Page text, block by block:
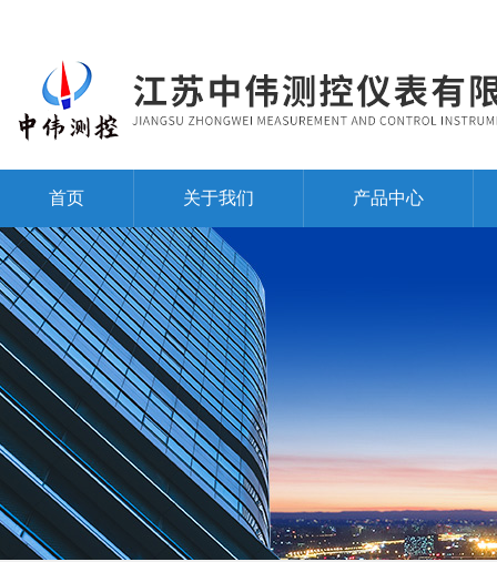
首页 关于我们 产品中心